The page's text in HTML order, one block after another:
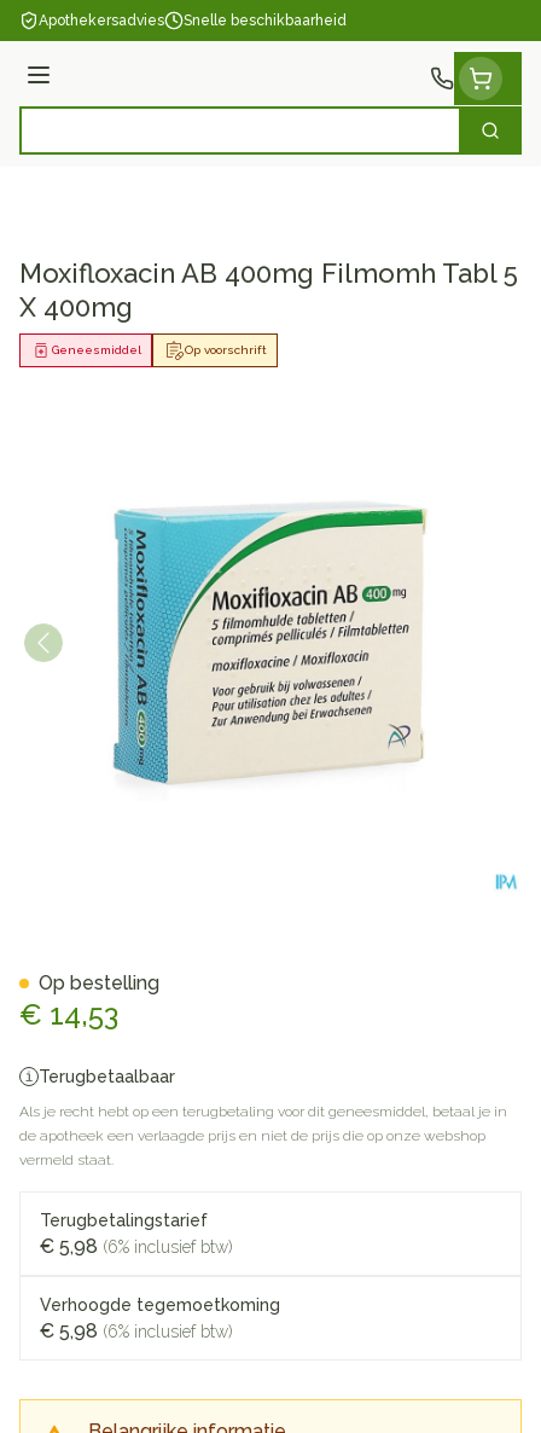
Ga naar de inhoud
Apothekersadvies Snelle beschikbaarheid
Menu
Zoek
Moxifloxacin AB 400mg Filmomh Tabl 5
X 400mg
Op voorschrift
Geneesmiddel
€ 14,53
Terugbetaalbaar
Als je recht hebt op een terugbetaling voor dit geneesmiddel, betaal je in
de apotheek een verlaagde prijs en niet de prijs die op onze webshop
vermeld staat.
Terugbetalingstarief
€ 5,98 (6% inclusief btw)
Verhoogde tegemoetkoming
€ 5,98 (6% inclusief btw)
Op bestelling